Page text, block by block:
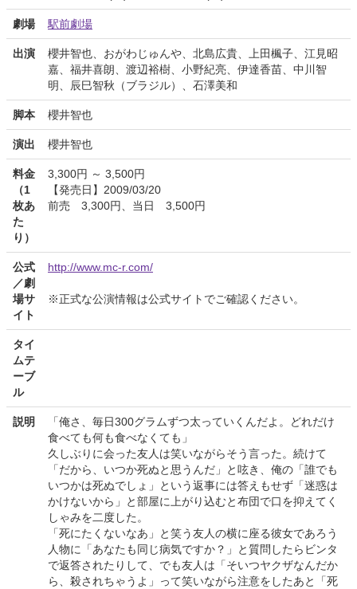
劇場 駅前劇場
出演
櫻井智也、おがわじゅんや、北島広貴、上田楓子、江見昭
嘉、福井喜朗、渡辺裕樹、小野紀亮、伊達香苗、中川智
明、辰巳智秋（ブラジル）、石澤美和
脚本 櫻井智也
演出 櫻井智也
料金
（1
枚あ
た
り）
3,300円 ～ 3,500円
【発売日】2009/03/20
前売 3,300円、当日 3,500円
公式
／劇
場サ
イト
http://www.mc-r.com/
※正式な公演情報は公式サイトでご確認ください。
タイ
ムテ
ーブ
ル
説明
「俺さ、毎日300グラムずつ太っていくんだよ。どれだけ
食べても何も食べなくても」
久しぶりに会った友人は笑いながらそう言った。続けて
「だから、いつか死ぬと思うんだ」と呟き、俺の「誰でも
いつかは死ぬでしょ」という返事には答えもせず「迷惑は
かけないから」と部屋に上がり込むと布団で口を抑えてく
しゃみを二度した。
「死にたくないなあ」と笑う友人の横に座る彼女であろう
人物に「あなたも同じ病気ですか？」と質問したらビンタ
で返答されたりして、でも友人は「そいつヤクザなんだか
ら、殺されちゃうよ」って笑いながら注意をしたあと「死